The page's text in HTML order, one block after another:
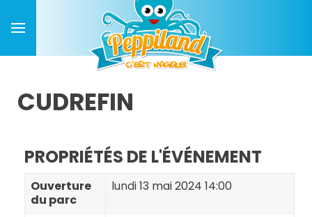
CUDREFIN
PROPRIÉTÉS DE L'ÉVÉNEMENT
Ouverture
du parc
lundi 13 mai 2024 14:00